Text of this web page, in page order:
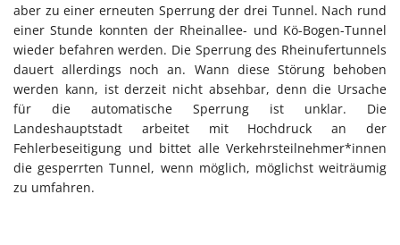
aber zu einer erneuten Sperrung der drei Tunnel. Nach rund
einer Stunde konnten der Rheinallee- und Kö-Bogen-Tunnel
wieder befahren werden. Die Sperrung des Rheinufertunnels
dauert allerdings noch an. Wann diese Störung behoben
werden kann, ist derzeit nicht absehbar, denn die Ursache
für die automatische Sperrung ist unklar. Die
Landeshauptstadt arbeitet mit Hochdruck an der
Fehlerbeseitigung und bittet alle Verkehrsteilnehmer*innen
die gesperrten Tunnel, wenn möglich, möglichst weiträumig
zu umfahren.